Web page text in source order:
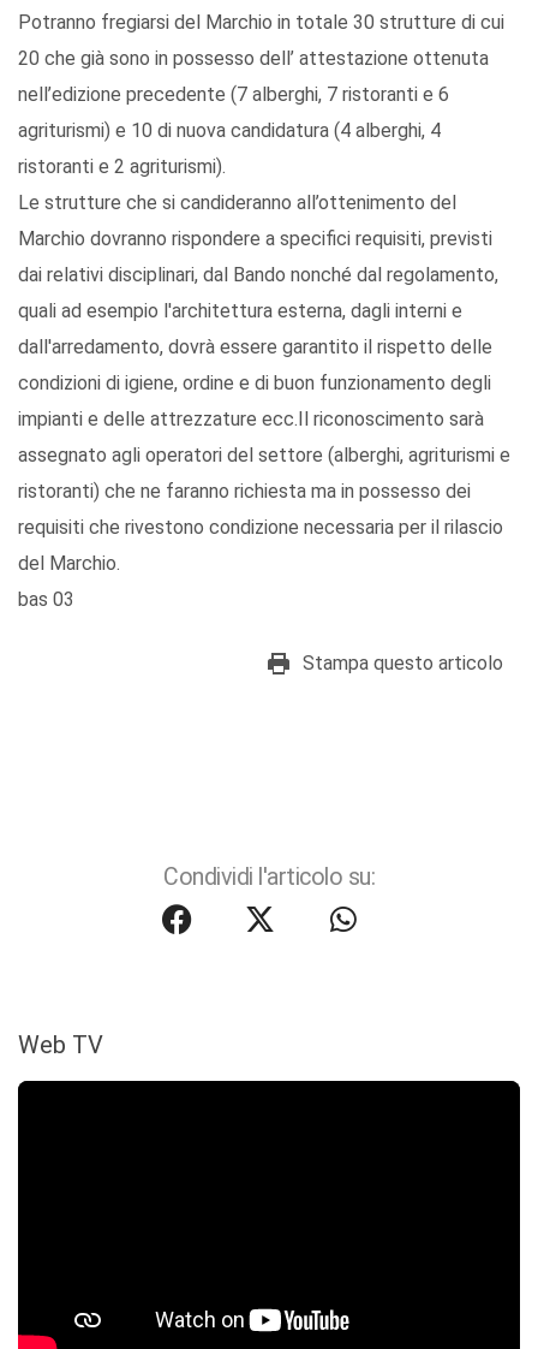
Potranno fregiarsi del Marchio in totale 30 strutture di cui
20 che già sono in possesso dell’ attestazione ottenuta
nell’edizione precedente (7 alberghi, 7 ristoranti e 6
agriturismi) e 10 di nuova candidatura (4 alberghi, 4
ristoranti e 2 agriturismi).
Le strutture che si candideranno all’ottenimento del
Marchio dovranno rispondere a specifici requisiti, previsti
dai relativi disciplinari, dal Bando nonché dal regolamento,
quali ad esempio l'architettura esterna, dagli interni e
dall'arredamento, dovrà essere garantito il rispetto delle
condizioni di igiene, ordine e di buon funzionamento degli
impianti e delle attrezzature ecc.Il riconoscimento sarà
assegnato agli operatori del settore (alberghi, agriturismi e
ristoranti) che ne faranno richiesta ma in possesso dei
requisiti che rivestono condizione necessaria per il rilascio
del Marchio.
bas 03
Stampa questo articolo
Condividi l'articolo su:
Web TV